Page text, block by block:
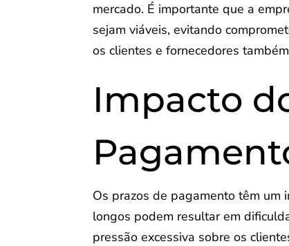
mercado. É importante que a
sejam viáveis, evitando
os clientes e fornecedores
Impacto
Os prazos de pagamento têm um
longos podem resultar em
pressão excessiva sobre os